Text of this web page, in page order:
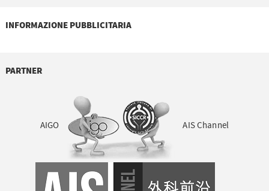
INFORMAZIONE PUBBLICITARIA
PARTNER
AIGO AIS Channel